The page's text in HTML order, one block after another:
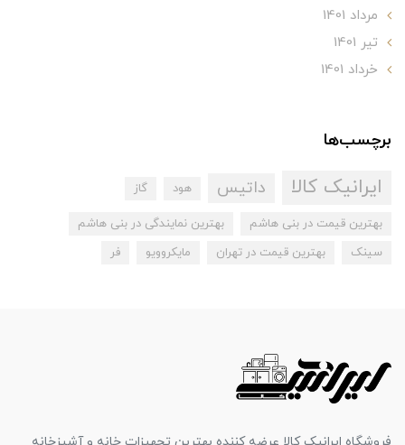
مرداد 1401
تير 1401
خرداد 1401
برچسب‌ها
ایرانیک کالا داتیس هود گاز
بهترین قیمت در بنی هاشم
بهترین نمایندگی در بنی هاشم
سینک
بهترین قیمت در تهران مایکروویو فر